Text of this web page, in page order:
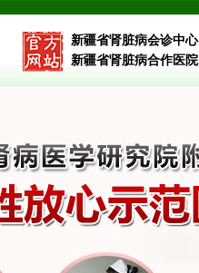
新疆省肾脏病会诊中心
新疆省肾脏病合作医院